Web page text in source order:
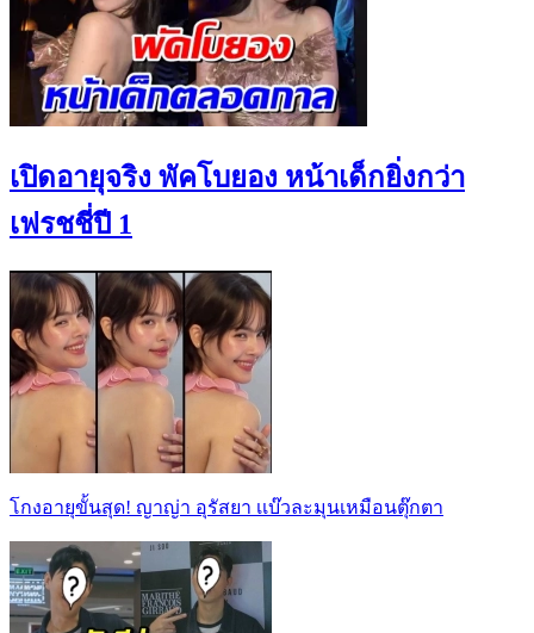
เปิดอายุจริง พัคโบยอง หน้าเด็กยิ่งกว่า
เฟรชชี่ปี 1
โกงอายุขั้นสุด! ญาญ่า อุรัสยา เเบ๊วละมุนเหมือนตุ๊กตา